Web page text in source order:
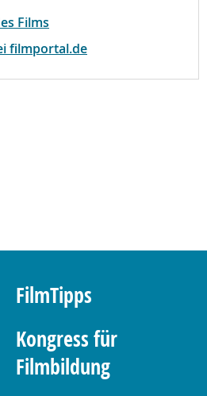
Films
filmportal.de
FilmTipps
Kongress für
Filmbildung